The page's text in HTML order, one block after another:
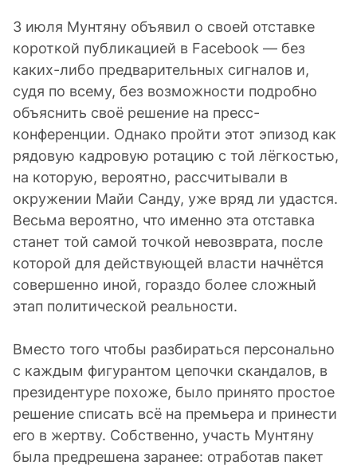
3 июля Мунтяну объявил о своей отставке
короткой публикацией в Facebook — без
каких-либо предварительных сигналов и,
судя по всему, без возможности подробно
объяснить своё решение на пресс-
конференции. Однако пройти этот эпизод как
рядовую кадровую ротацию с той лёгкостью,
на которую, вероятно, рассчитывали в
окружении Майи Санду, уже вряд ли удастся.
Весьма вероятно, что именно эта отставка
станет той самой точкой невозврата, после
которой для действующей власти начнётся
совершенно иной, гораздо более сложный
этап политической реальности.
Вместо того чтобы разбираться персонально
с каждым фигурантом цепочки скандалов, в
президентуре похоже, было принято простое
решение списать всё на премьера и принести
его в жертву. Собственно, участь Мунтяну
была предрешена заранее: отработав пакет